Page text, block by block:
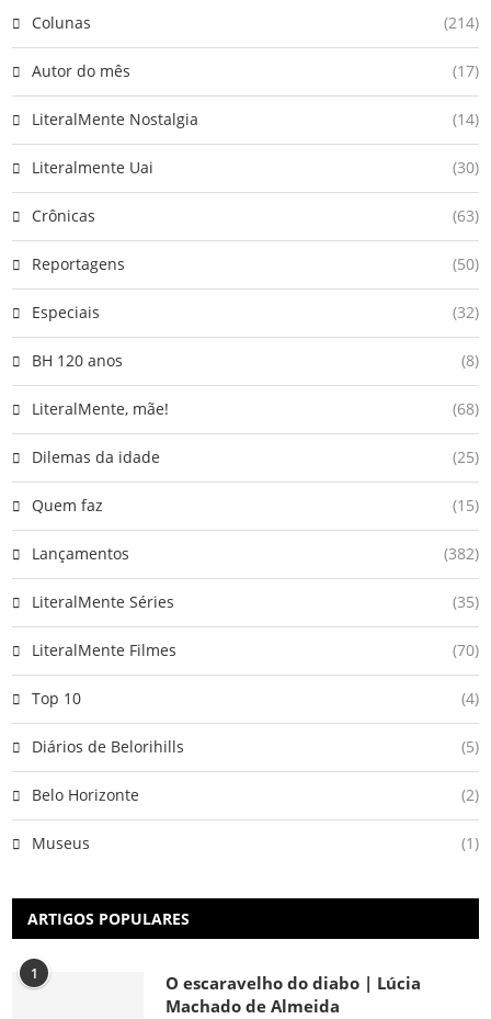
Colunas (214)
Autor do mês (17)
LiteralMente Nostalgia (14)
Literalmente Uai (30)
Crônicas (63)
Reportagens (50)
Especiais (32)
BH 120 anos (8)
LiteralMente, mãe! (68)
Dilemas da idade (25)
Quem faz (15)
Lançamentos (382)
LiteralMente Séries (35)
LiteralMente Filmes (70)
Top 10 (4)
Diários de Belorihills (5)
Belo Horizonte (2)
Museus (1)
ARTIGOS POPULARES
1
O escaravelho do diabo | Lúcia
Machado de Almeida